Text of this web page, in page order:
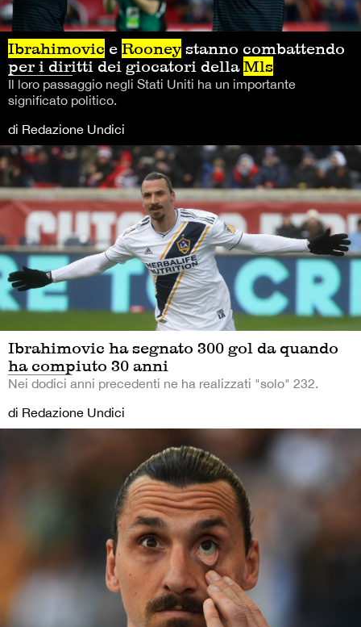
Ibrahimovic e Rooney stanno combattendo
per i diritti dei giocatori dellaMls
Il loro passaggio negli Stati Uniti ha un importante
significato politico.
di Redazione Undici
Ibrahimovic ha segnato 300 gol da quando
ha compiuto 30 anni
Nei dodici anni precedenti ne ha realizzati "solo" 232.
di Redazione Undici